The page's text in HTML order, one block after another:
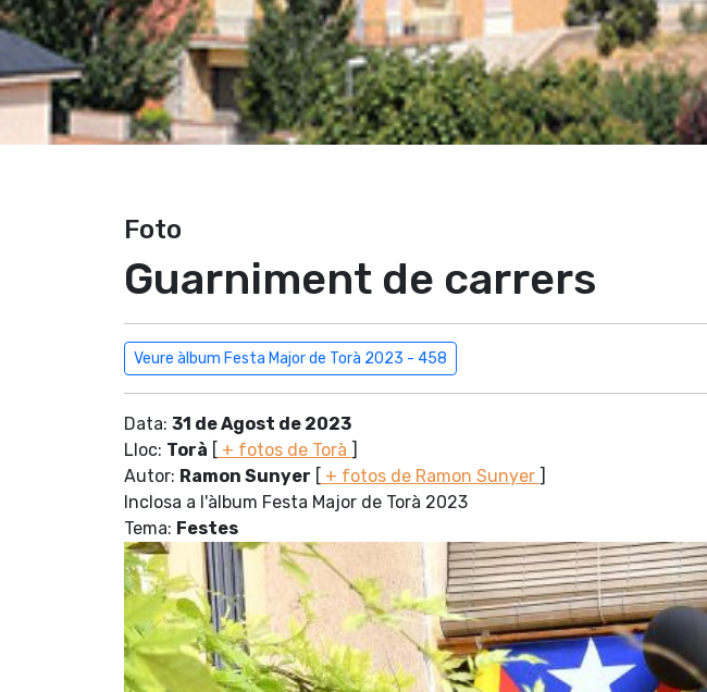
Foto
Guarniment de carrers
Veure àlbum Festa Major de Torà 2023 - 458
Data: 31 de Agost de 2023
Lloc: Torà [ + fotos de Torà ]
Autor: Ramon Sunyer [ + fotos de Ramon Sunyer ]
Inclosa a l'àlbum Festa Major de Torà 2023
Tema: Festes